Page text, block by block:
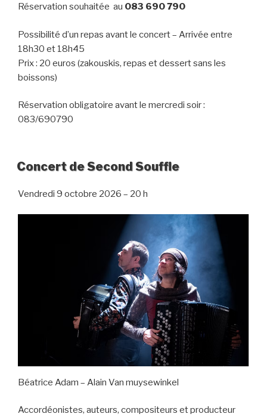
Réservation souhaitée au 083 690 790
Possibilité d’un repas avant le concert – Arrivée entre
18h30 et 18h45
Prix : 20 euros (zakouskis, repas et dessert sans les
boissons)
Réservation obligatoire avant le mercredi soir :
083/690790
Concert de Second Souffle
Vendredi 9 octobre 2026 – 20 h
Béatrice Adam – Alain Van muysewinkel
Accordéonistes, auteurs, compositeurs et producteur